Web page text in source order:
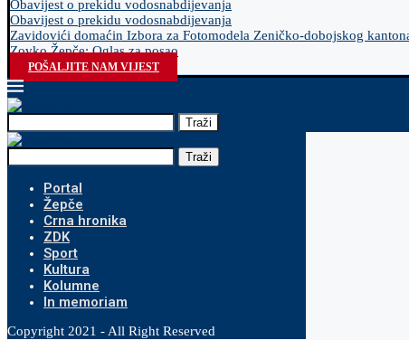
Obavijest o prekidu vodosnabdijevanja
Obavijest o prekidu vodosnabdijevanja
Zavidovići domaćin Izbora za Fotomodela Zeničko-dobojskog
Zovko Žepče: Oglas za posao
POŠALJITE NAM VIJEST
Traži
Traži
Portal
Žepče
Crna hronika
ZDK
Sport
Kultura
Kolumne
In memoriam
Copyright 2021 - All Right Reserved